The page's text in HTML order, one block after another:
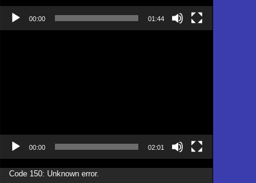
00:00 01:44
00:00 02:01
Pemutar
Code 150: Unknown error.